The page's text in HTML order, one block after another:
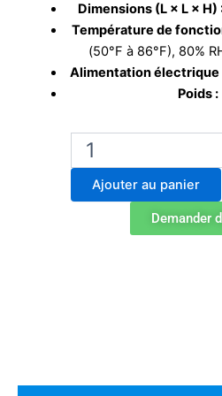
Dimensions (L × L × H)
Température de
(50°F à 86°F), 80%
Alimentation électrique
Poids :
quantité
Balance
analytique
Ajouter au panier
Demander